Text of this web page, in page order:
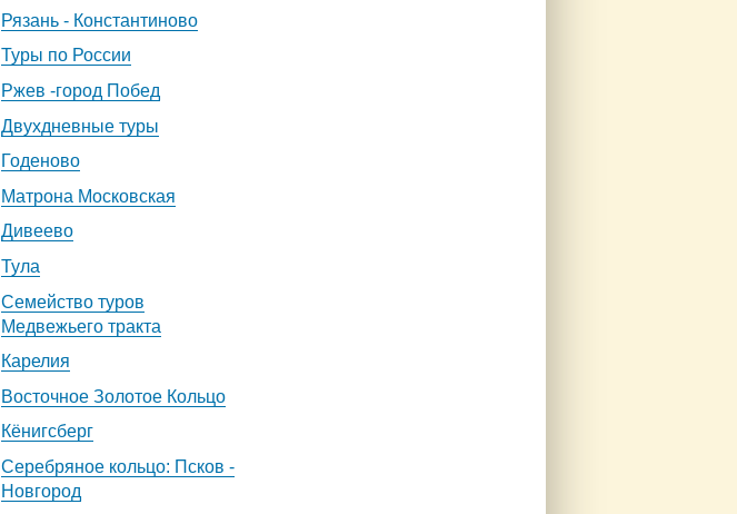
Рязань - Константиново
Туры по России
Ржев -город Побед
Двухдневные туры
Годеново
Матрона Московская
Дивеево
Тула
Семейство туров
Медвежьего тракта
Карелия
Восточное Золотое Кольцо
Кёнигсберг
Серебряное кольцо: Псков -
Новгород